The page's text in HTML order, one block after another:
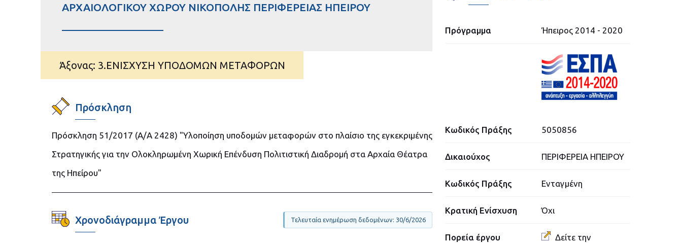
ΑΡΧΑΙΟΛΟΓΙΚΟΥ ΧΩΡΟΥ ΝΙΚΟΠΟΛΗΣ ΠΕΡΙΦΕΡΕΙΑΣ ΗΠΕΙΡΟΥ
Άξονας: 3.ΕΝΙΣΧΥΣΗ ΥΠΟΔΟΜΩΝ ΜΕΤΑΦΟΡΩΝ
Πρόσκληση
Πρόσκληση 51/2017 (Α/Α 2428) "Υλοποίηση υποδομών μεταφορών στο πλαίσιο της εγκεκριμένης
Στρατηγικής για την Ολοκληρωμένη Χωρική Επένδυση Πολιτιστική Διαδρομή στα Αρχαία Θέατρα
της Ηπείρου"
Χρονοδιάγραμμα Έργου Τελευταία ενημέρωση δεδομένων: 30/6/2026
Πρόγραμμα Ήπειρος 2014 - 2020
Κωδικός Πράξης 5050856
Δικαιούχος ΠΕΡΙΦΕΡΕΙΑ ΗΠΕΙΡΟΥ
Κωδικός Πράξης Ενταγμένη
Κρατική Ενίσχυση Όχι
Πορεία έργου Δείτε την